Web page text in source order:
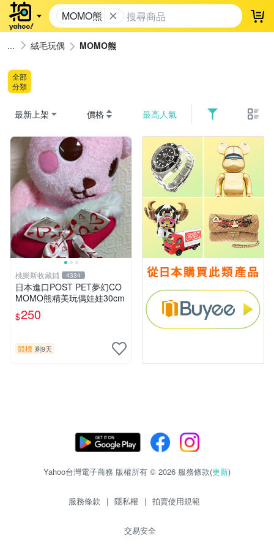
MOMO熊 登
絨毛玩偶 MOMO熊
全部
分類
最新上架 價格 最高人氣
桃樂斯收藏鋪 4334
日本進口POST PET夢幻CO
MOMO熊精美玩偶娃娃30cm
$250
競標 剩9天
Yahoo台灣電子商務 版權所有 © 2026 服務條款(更新)
服務條款 | 隱私權 | 拍賣使用規範
交易安全